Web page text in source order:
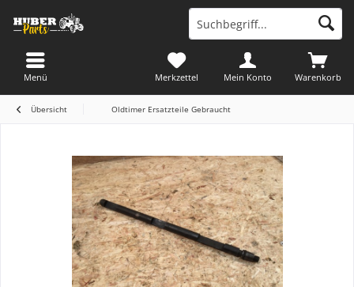
Warenkorb
Merkzettel Mein Konto
Menü
Übersicht Oldtimer Ersatzteile Gebraucht